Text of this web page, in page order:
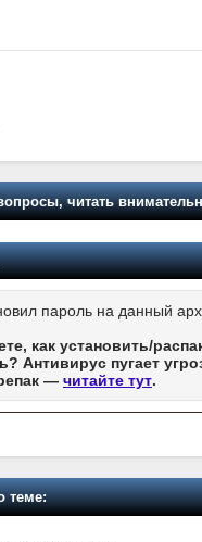
читать
пароль на данный
как установить/
Антивирус пугает
— читайте тут.
теме: